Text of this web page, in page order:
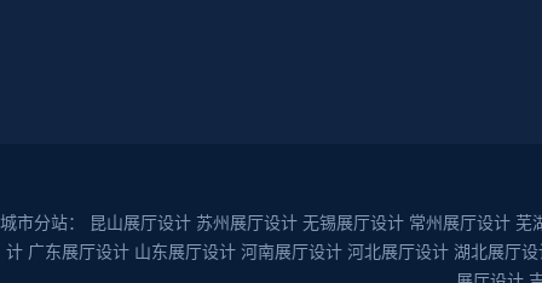
城市分站： 昆山展厅设计 苏州展厅设计 无锡展厅设计 常州展厅设计 芜
计 广东展厅设计 山东展厅设计 河南展厅设计 河北展厅设计 湖北展厅设